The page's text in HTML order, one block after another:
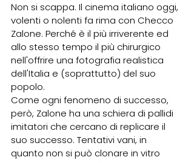
Non si scappa. Il cinema italiano oggi,
volenti o nolenti fa rima con Checco
Zalone. Perché è il più irriverente ed
allo stesso tempo il più chirurgico
nell'offrire una fotografia realistica
dell'Italia e (soprattutto) del suo
popolo.
Come ogni fenomeno di successo,
però, Zalone ha una schiera di pallidi
imitatori che cercano di replicare il
suo successo. Tentativi vani, in
quanto non si può clonare in vitro